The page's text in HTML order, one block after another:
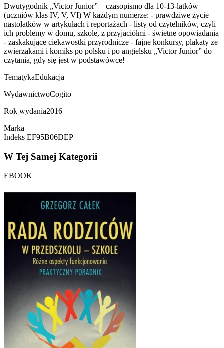
Dwutygodnik „Victor Junior” – czasopismo dla 10-13-latków
(uczniów klas IV, V, VI) W każdym numerze: - prawdziwe życie
nastolatków w artykułach i reportażach - listy od czytelników, czyli
ich problemy w domu, szkole, z przyjaciółmi - świetne opowiadania
- zaskakujące ciekawostki przyrodnicze - fajne konkursy, plakaty ze
zwierzakami i komiks po polsku i po angielsku „Victor Junior” do
czytania, gdy się jest w podstawówce!
TematykaEdukacja
WydawnictwoCogito
Rok wydania2016
Marka
Indeks EF95B06DEP
W Tej Samej Kategorii
EBOOK